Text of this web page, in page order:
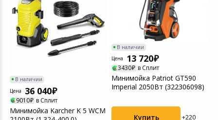
В наличии
Цена
36 040
9010 в Сплит
Минимойка Karcher K 5 WCM
В наличии
Цена
13 720
3430 в Сплит
Минимойка Patriot GT590
Imperial 2050Вт (322306098)
Купить +220